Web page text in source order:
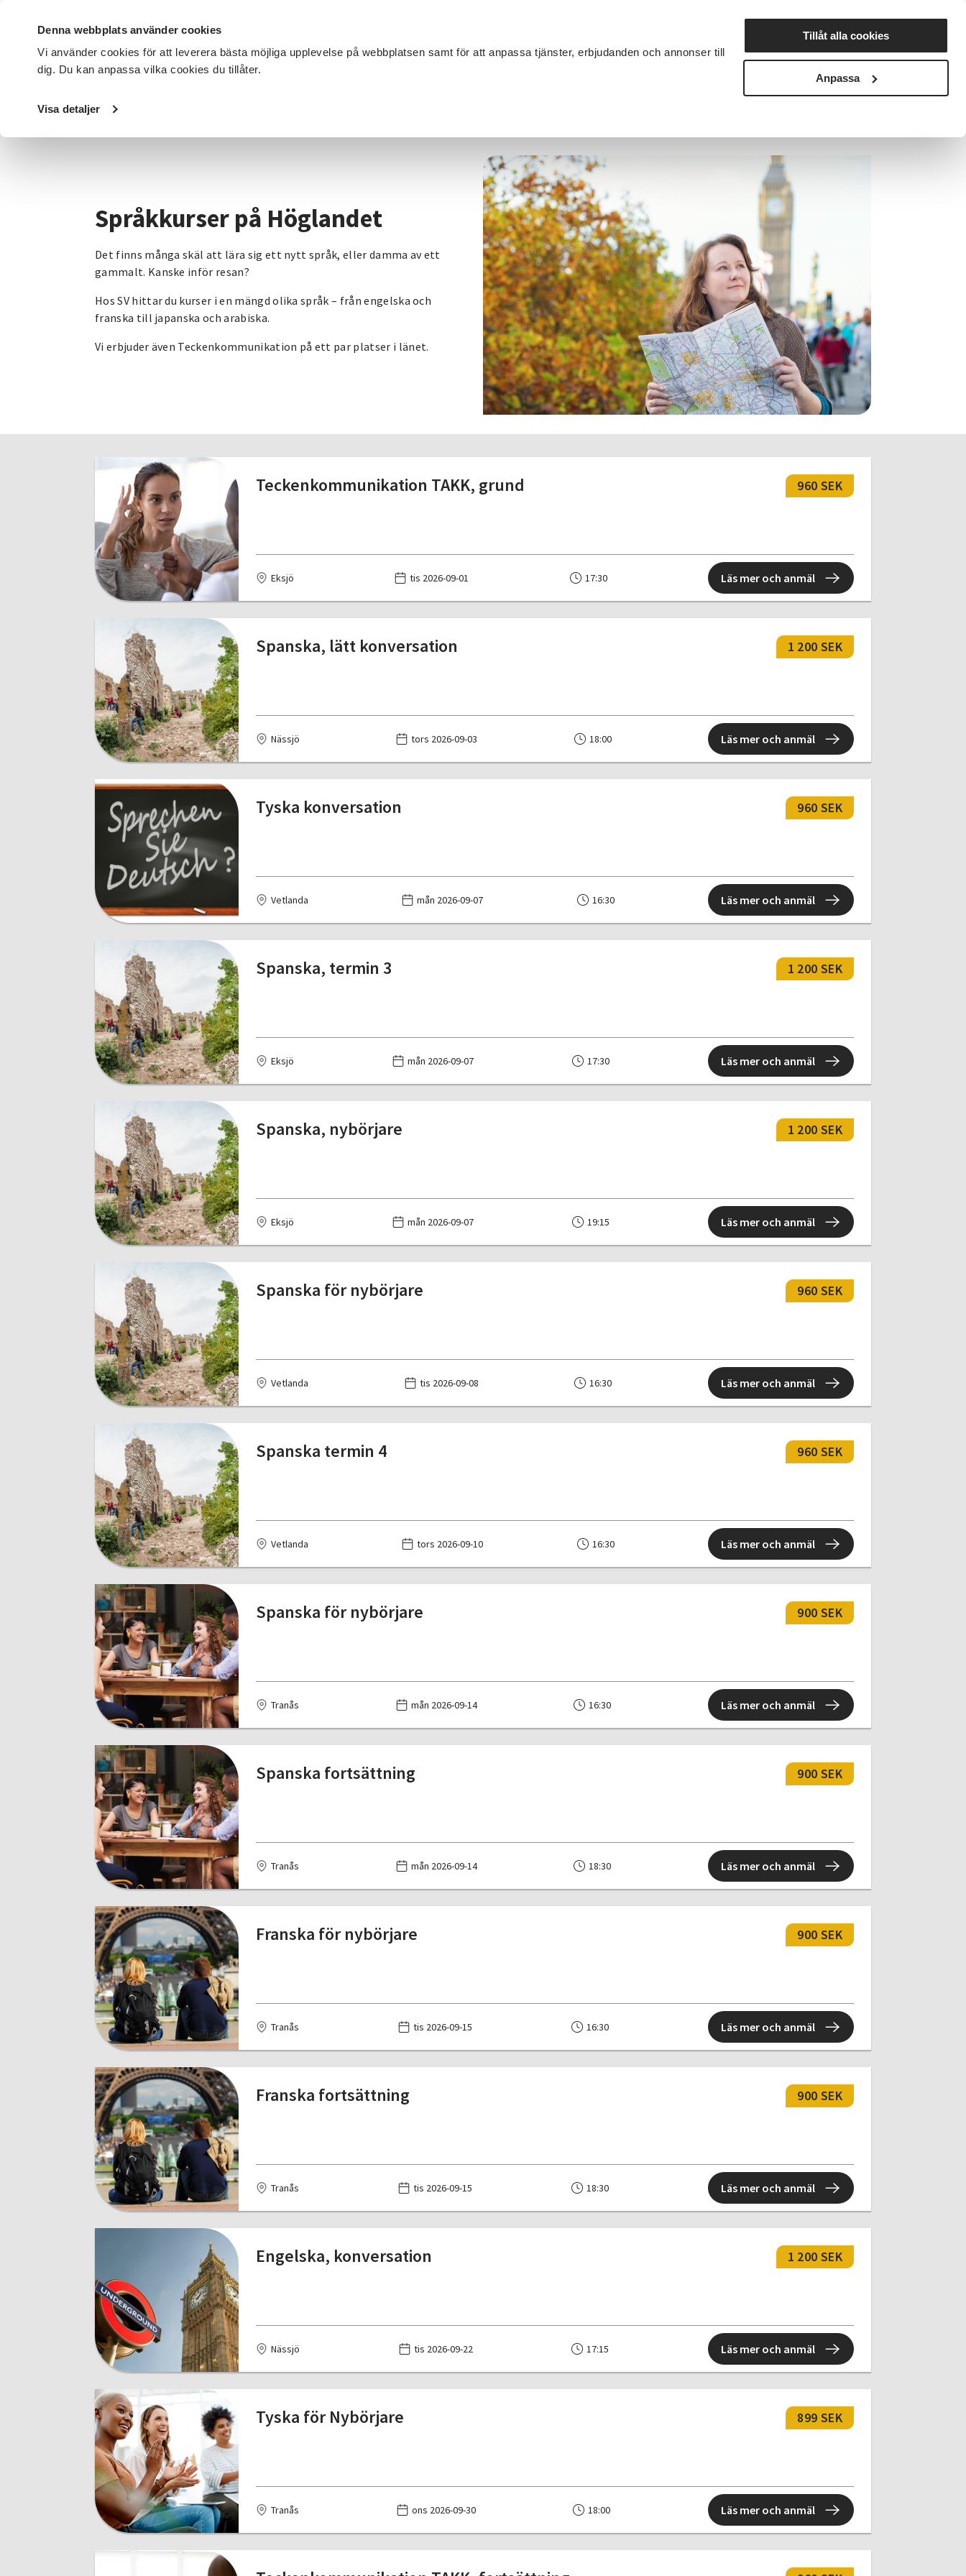
Denna webbplats använder cookies
Vi använder cookies för att leverera bästa möjliga upplevelse på webbplatsen samt för att anpassa tjänster, erbjudanden och annonser till
dig. Du kan anpassa vilka cookies du tillåter.
Visa detaljer
Tillåt alla cookies
Anpassa
DET HÄR GÖR VI FÖR DIG SOM SÖK KURSER OCH EVENEMANG Nyheter Avdelningar
Startsida / Avdelningar
Språkkurser på Höglandet
Det finns många skäl att lära sig ett nytt språk, eller damma av ett
gammalt. Kanske inför resan?
Hos SV hittar du kurser i en mängd olika språk – från engelska och
franska till japanska och arabiska.
Vi erbjuder även Teckenkommunikation på ett par platser i länet.
Teckenkommunikation TAKK, grund 960 SEK
Eksjö tis 2026-09-01 17:30 Läs mer och anmäl
Spanska, lätt konversation 1 200 SEK
Nässjö tors 2026-09-03 18:00 Läs mer och anmäl
Tyska konversation 960 SEK
Vetlanda mån 2026-09-07 16:30 Läs mer och anmäl
Spanska, termin 3 1 200 SEK
Eksjö mån 2026-09-07 17:30 Läs mer och anmäl
Spanska, nybörjare 1 200 SEK
Eksjö mån 2026-09-07 19:15 Läs mer och anmäl
Spanska för nybörjare 960 SEK
Vetlanda tis 2026-09-08 16:30 Läs mer och anmäl
Spanska termin 4 960 SEK
Vetlanda tors 2026-09-10 16:30 Läs mer och anmäl
Spanska för nybörjare 900 SEK
Tranås mån 2026-09-14 16:30 Läs mer och anmäl
Spanska fortsättning 900 SEK
Tranås mån 2026-09-14 18:30 Läs mer och anmäl
Franska för nybörjare 900 SEK
Tranås tis 2026-09-15 16:30 Läs mer och anmäl
Franska fortsättning 900 SEK
Tranås tis 2026-09-15 18:30 Läs mer och anmäl
Engelska, konversation 1 200 SEK
Nässjö tis 2026-09-22 17:15 Läs mer och anmäl
Tyska för Nybörjare 899 SEK
Tranås ons 2026-09-30 18:00 Läs mer och anmäl